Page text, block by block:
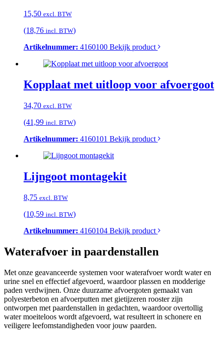
15,50 excl. BTW
(18,76 incl. BTW)
Artikelnummer: 4160100 Bekijk product
Kopplaat met uitloop voor afvoergoot
34,70 excl. BTW
(41,99 incl. BTW)
Artikelnummer: 4160101 Bekijk product
Lijngoot montagekit
8,75 excl. BTW
(10,59 incl. BTW)
Artikelnummer: 4160104 Bekijk product
Waterafvoer in paardenstallen
Met onze geavanceerde systemen voor waterafvoer wordt water en
urine snel en effectief afgevoerd, waardoor plassen en modderige
paden verdwijnen. Onze duurzame afvoergoten gemaakt van
polyesterbeton en afvoerputten met gietijzeren rooster zijn
ontworpen met paardenstallen in gedachten, waardoor overtollig
water moeiteloos wordt afgevoerd, wat resulteert in schonere en
veiligere leefomstandigheden voor jouw paarden.